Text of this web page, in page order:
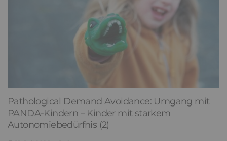
Pathological Demand Avoidance: Umgang mit
PANDA-Kindern – Kinder mit starkem
Autonomiebedürfnis (2)